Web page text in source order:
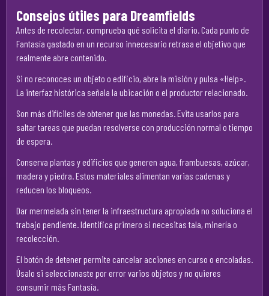
Consejos útiles para Dreamfields
Antes de recolectar, comprueba qué solicita el diario. Cada punto de
Fantasía gastado en un recurso innecesario retrasa el objetivo que
realmente abre contenido.
Si no reconoces un objeto o edificio, abre la misión y pulsa «Help».
La interfaz histórica señala la ubicación o el productor relacionado.
Son más difíciles de obtener que las monedas. Evita usarlos para
saltar tareas que puedan resolverse con producción normal o tiempo
de espera.
Conserva plantas y edificios que generen agua, frambuesas, azúcar,
madera y piedra. Estos materiales alimentan varias cadenas y
reducen los bloqueos.
Dar mermelada sin tener la infraestructura apropiada no soluciona el
trabajo pendiente. Identifica primero si necesitas tala, minería o
recolección.
El botón de detener permite cancelar acciones en curso o encoladas.
Úsalo si seleccionaste por error varios objetos y no quieres
consumir más Fantasía.